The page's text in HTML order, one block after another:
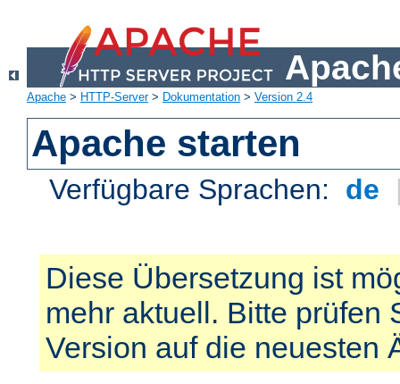
Apache > HTTP-Server> Dokumentation > Version 2.4
Apache starten
Verfügbare Sprachen: de
Diese Übersetzung ist
mehr aktuell. Bitte prüfen
Version auf die neuesten